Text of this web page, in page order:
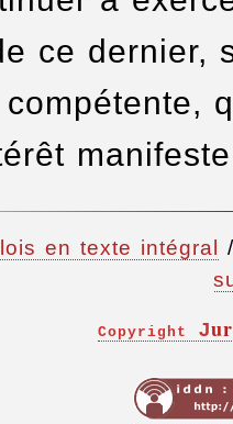
ce dernier,
compétente,
en texte intégral
Copyright J